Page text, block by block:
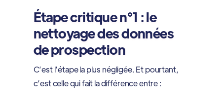
Étape critique n°1 : le
nettoyage des données
de prospection
C’est l’étape la plus négligée. Et pourtant,
c’est celle qui fait la différence entre :